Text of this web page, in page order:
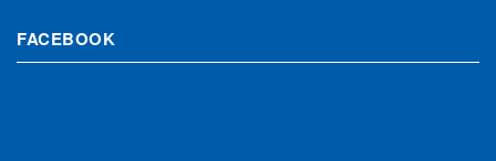
FACEBOOK